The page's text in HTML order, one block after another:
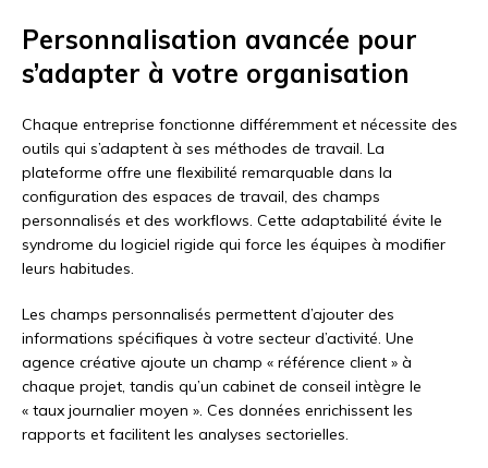
Personnalisation avancée pour
s’adapter à votre organisation
Chaque entreprise fonctionne différemment et nécessite des
outils qui s’adaptent à ses méthodes de travail. La
plateforme offre une flexibilité remarquable dans la
configuration des espaces de travail, des champs
personnalisés et des workflows. Cette adaptabilité évite le
syndrome du logiciel rigide qui force les équipes à modifier
leurs habitudes.
Les champs personnalisés permettent d’ajouter des
informations spécifiques à votre secteur d’activité. Une
agence créative ajoute un champ « référence client » à
chaque projet, tandis qu’un cabinet de conseil intègre le
« taux journalier moyen ». Ces données enrichissent les
rapports et facilitent les analyses sectorielles.